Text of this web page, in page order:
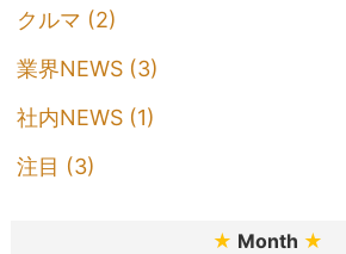
クルマ (2)
業界NEWS (3)
社内NEWS (1)
注目 (3)
★ Month ★